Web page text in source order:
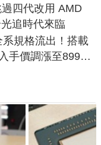
四代改用 AMD
追時代來臨
規格流出！搭載
手價調漲至899美